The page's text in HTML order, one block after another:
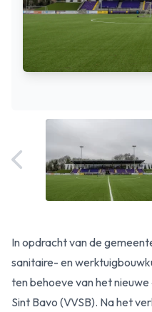
In opdracht van de
sanitaire- en
ten behoeve van het
Sint Bavo (VVSB). Na het